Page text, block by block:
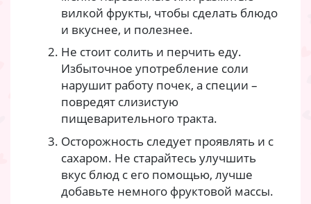
вилкой фрукты, чтобы сделать блюдо
и вкуснее, и полезнее.
Не стоит солить и перчить еду.
Избыточное употребление соли
нарушит работу почек, а специи –
повредят слизистую
пищеварительного тракта.
Осторожность следует проявлять и с
сахаром. Не старайтесь улучшить
вкус блюд с его помощью, лучше
добавьте немного фруктовой массы.